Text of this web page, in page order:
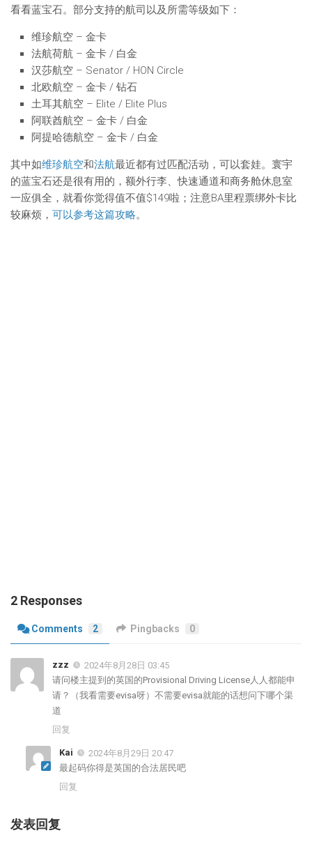
看看蓝宝石。部分支持的航司以及所需等级如下：
维珍航空 – 金卡
法航荷航 – 金卡 / 白金
汉莎航空 – Senator / HON Circle
北欧航空 – 金卡 / 钻石
土耳其航空 – Elite / Elite Plus
阿联酋航空 – 金卡 / 白金
阿提哈德航空 – 金卡 / 白金
其中如维珍航空和法航最近都有过匹配活动，可以套娃。寰宇
的蓝宝石还是很有用的，额外行李、快速通道和商务舱休息室
一应俱全，就看你觉得值不值$149啦；注意BA里程票绑外卡比
较麻烦， 可以参考这篇攻略。
2 Responses
Comments 2 Pingbacks 0
zzz
2024年8月28日 03:45
请问楼主提到的英国的Provisional Driving License人人都能申
请？（我看需要evisa呀）不需要evisa就能的话想问下哪个渠
道
回复
Kai
2024年8月29日 20:47
最起码你得是英国的合法居民吧
回复
发表回复